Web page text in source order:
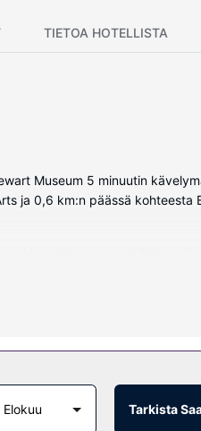
TIETOA HOTELLISTA
Museum 5 minuutin
ja 0,6 km:n päässä kohteesta
ja sen varusteluun
kuuluu myös kahvila ja
Elokuu Tarkista